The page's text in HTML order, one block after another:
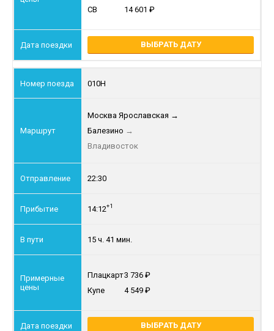
СВ
14 601
ВЫБРАТЬ ДАТУ
010Н
Москва Ярославская →
Балезино →
Владивосток
22:30
14:12+1
15 ч. 41 мин.
Плацкарт3 736
Купе
4 549
ВЫБРАТЬ ДАТУ